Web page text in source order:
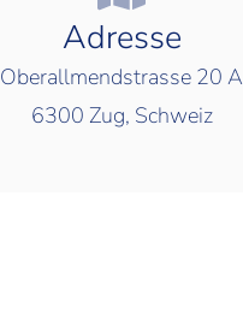
Adresse
Oberallmendstrasse 20 A
6300 Zug, Schweiz